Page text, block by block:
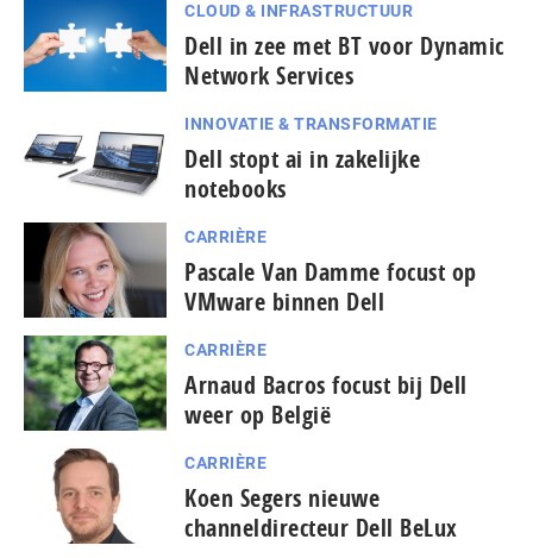
CLOUD & INFRASTRUCTUUR
Dell in zee met BT voor Dynamic
Network Services
INNOVATIE & TRANSFORMATIE
Dell stopt ai in zakelijke
notebooks
CARRIÈRE
Pascale Van Damme focust op
VMware binnen Dell
CARRIÈRE
Arnaud Bacros focust bij Dell
weer op België
CARRIÈRE
Koen Segers nieuwe
channeldirecteur Dell BeLux